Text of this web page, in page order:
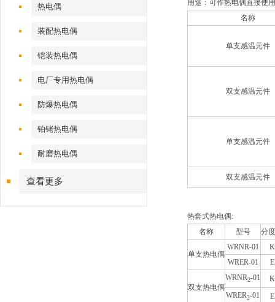
热电偶
装配热电偶
铠装热电偶
电厂专用热电偶
防爆热电偶
铂铑热电偶
耐磨热电偶
查看更多
用途：可作热电偶直接使
名称
单支感温元件
双支感温元件
单支感温元件
双支感温元件
热套式热电偶:
名称
型号 分
单支热电偶
WRNR-01
K
WRER-01
E
双支热电偶
WRNR2-01
K
WRER2-01 E